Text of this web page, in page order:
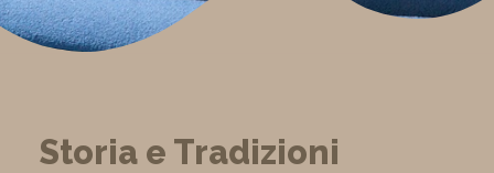
Storia e Tradizioni